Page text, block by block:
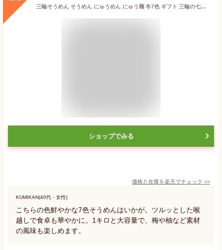
三輪そうめん そうめん にゅうめん にゅう麺 冬7色 ギフト 三輪の七福素麺 セット 1kg 21束入り みわそうめん お歳暮
ショップでみる
価格と在庫を楽天でチェック >>
KUMIKAN(40代・女性)
こちらの色鮮やかな7色そうめんはいかが。ツルッとした喉
越しで食卓も華やかに。1キロと大容量で、梅や柚など素材
の風味も楽しめます。